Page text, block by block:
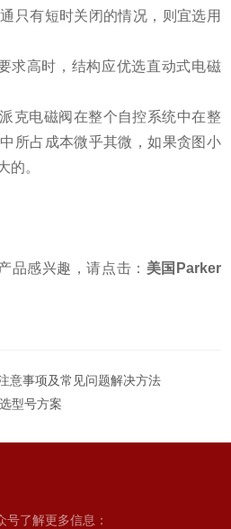
只有短时关闭的情况，则宜选用
求高时，结构应优选直动式电磁
克电磁阀在整个自控系统中在整
所占成本微乎其微，如果贪图小
的。
品感兴趣，请点击： 美国Parker
意事项及常见问题解决方法
型号方案
了解更多信息：